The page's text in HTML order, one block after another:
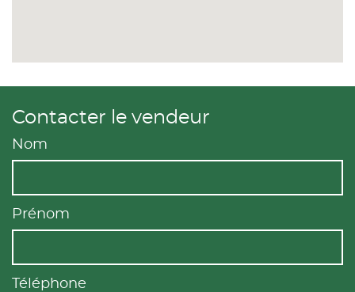
Contacter le vendeur
Nom
Prénom
Téléphone